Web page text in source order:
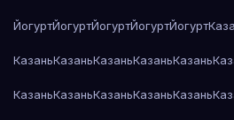
ЙогуртЙогуртЙогуртЙогуртЙогурт
КазаньКазаньКазаньКазаньКазань
КазаньКазаньКазаньКазаньКазань